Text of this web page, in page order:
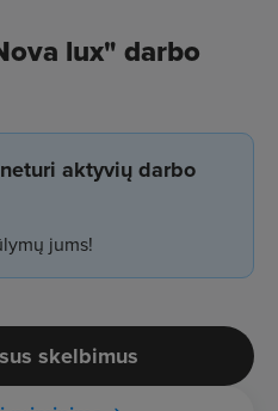
lux" darbo
aktyvių darbo
jums!
skelbimus